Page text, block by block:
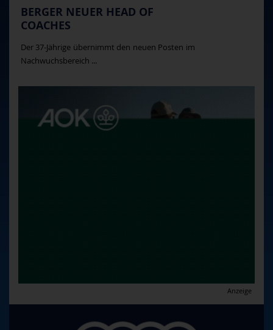
BERGER NEUER HEAD OF
COACHES
Der 37-Jährige übernimmt den neuen Posten im
Nachwuchsbereich ...
Anzeige